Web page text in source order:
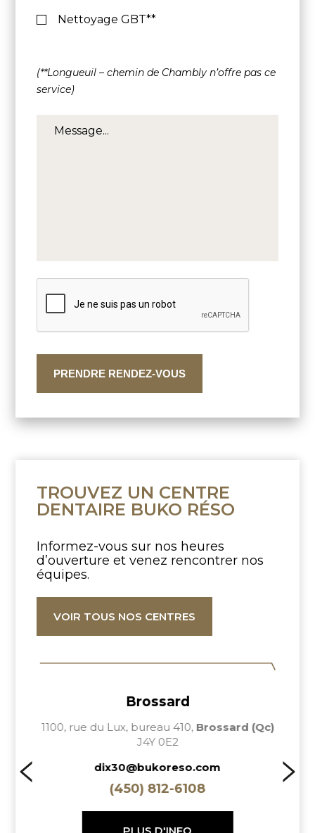
Nettoyage GBT**
(**Longueuil – chemin de Chambly n’offre pas ce
service)
PRENDRE RENDEZ-VOUS
TROUVEZ UN CENTRE
DENTAIRE BUKO RÉSO
Informez-vous sur nos heures
d’ouverture et venez rencontrer nos
équipes.
VOIR TOUS NOS CENTRES
Brossard
1100, rue du Lux, bureau 410, Brossard (Qc)
dix30@bukoreso.com
(450) 812-6108
1686,